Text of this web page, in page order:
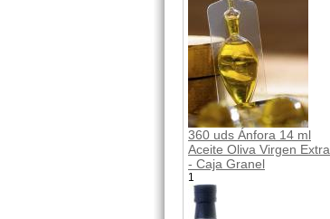
360 uds Ánfora 14 ml
Aceite Oliva Virgen Extra
- Caja Granel
1